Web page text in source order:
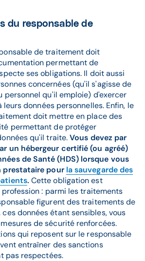
du responsable de
de traitement doit
permettant de
ses obligations. Il doit aussi
concernées (qu'il s'agisse de
personnel qu'il emploie) d'exercer
données personnelles. Enfin, le
doit mettre en place des
permettant de protéger
qu'il traite.Vous devez par
un hébergeur certifié (ou agréé)
de Santé (HDS) lorsque vous
prestataire pour la sauvegarde des
. Cette obligation est
: parmi les traitements
figurent des traitements de
données étant sensibles, vous
de sécurité renforcées.
qui reposent sur le responsable
entraîner des sanctions
pas respectées.